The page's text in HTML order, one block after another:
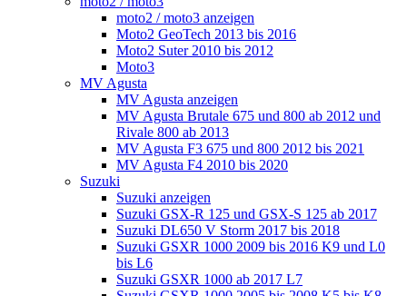
moto2 / moto3 anzeigen
Moto2 GeoTech 2013 bis 2016
Moto2 Suter 2010 bis 2012
Moto3
MV Agusta
MV Agusta anzeigen
MV Agusta Brutale 675 und 800 ab 2012 und
Rivale 800 ab 2013
MV Agusta F3 675 und 800 2012 bis 2021
MV Agusta F4 2010 bis 2020
Suzuki
Suzuki anzeigen
Suzuki GSX-R 125 und GSX-S 125 ab 2017
Suzuki DL650 V Storm 2017 bis 2018
Suzuki GSXR 1000 2009 bis 2016 K9 und L0
bis L6
Suzuki GSXR 1000 ab 2017 L7